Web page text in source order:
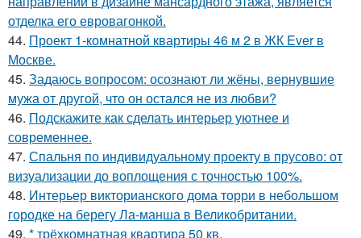
отделка его евровагонкой.
44. Проект 1-комнатной квартиры 46 м 2 в ЖК Ever в
Москве.
45. Задаюсь вопросом: осознают ли жёны, вернувшие
мужа от другой, что он остался не из любви?
46. Подскажите как сделать интерьер уютнее и
современнее.
47. Спальня по индивидуальному проекту в прусово: от
визуализации до воплощения с точностью 100%.
48. Интерьер викторианского дома торри в небольшом
городке на берегу Ла-манша в Великобритании.
49. * трёхкомнатная квартира 50 кв.